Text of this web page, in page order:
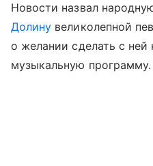
Новости назвал
Долину великолепной
о желании сделать с
музыкальную программу.